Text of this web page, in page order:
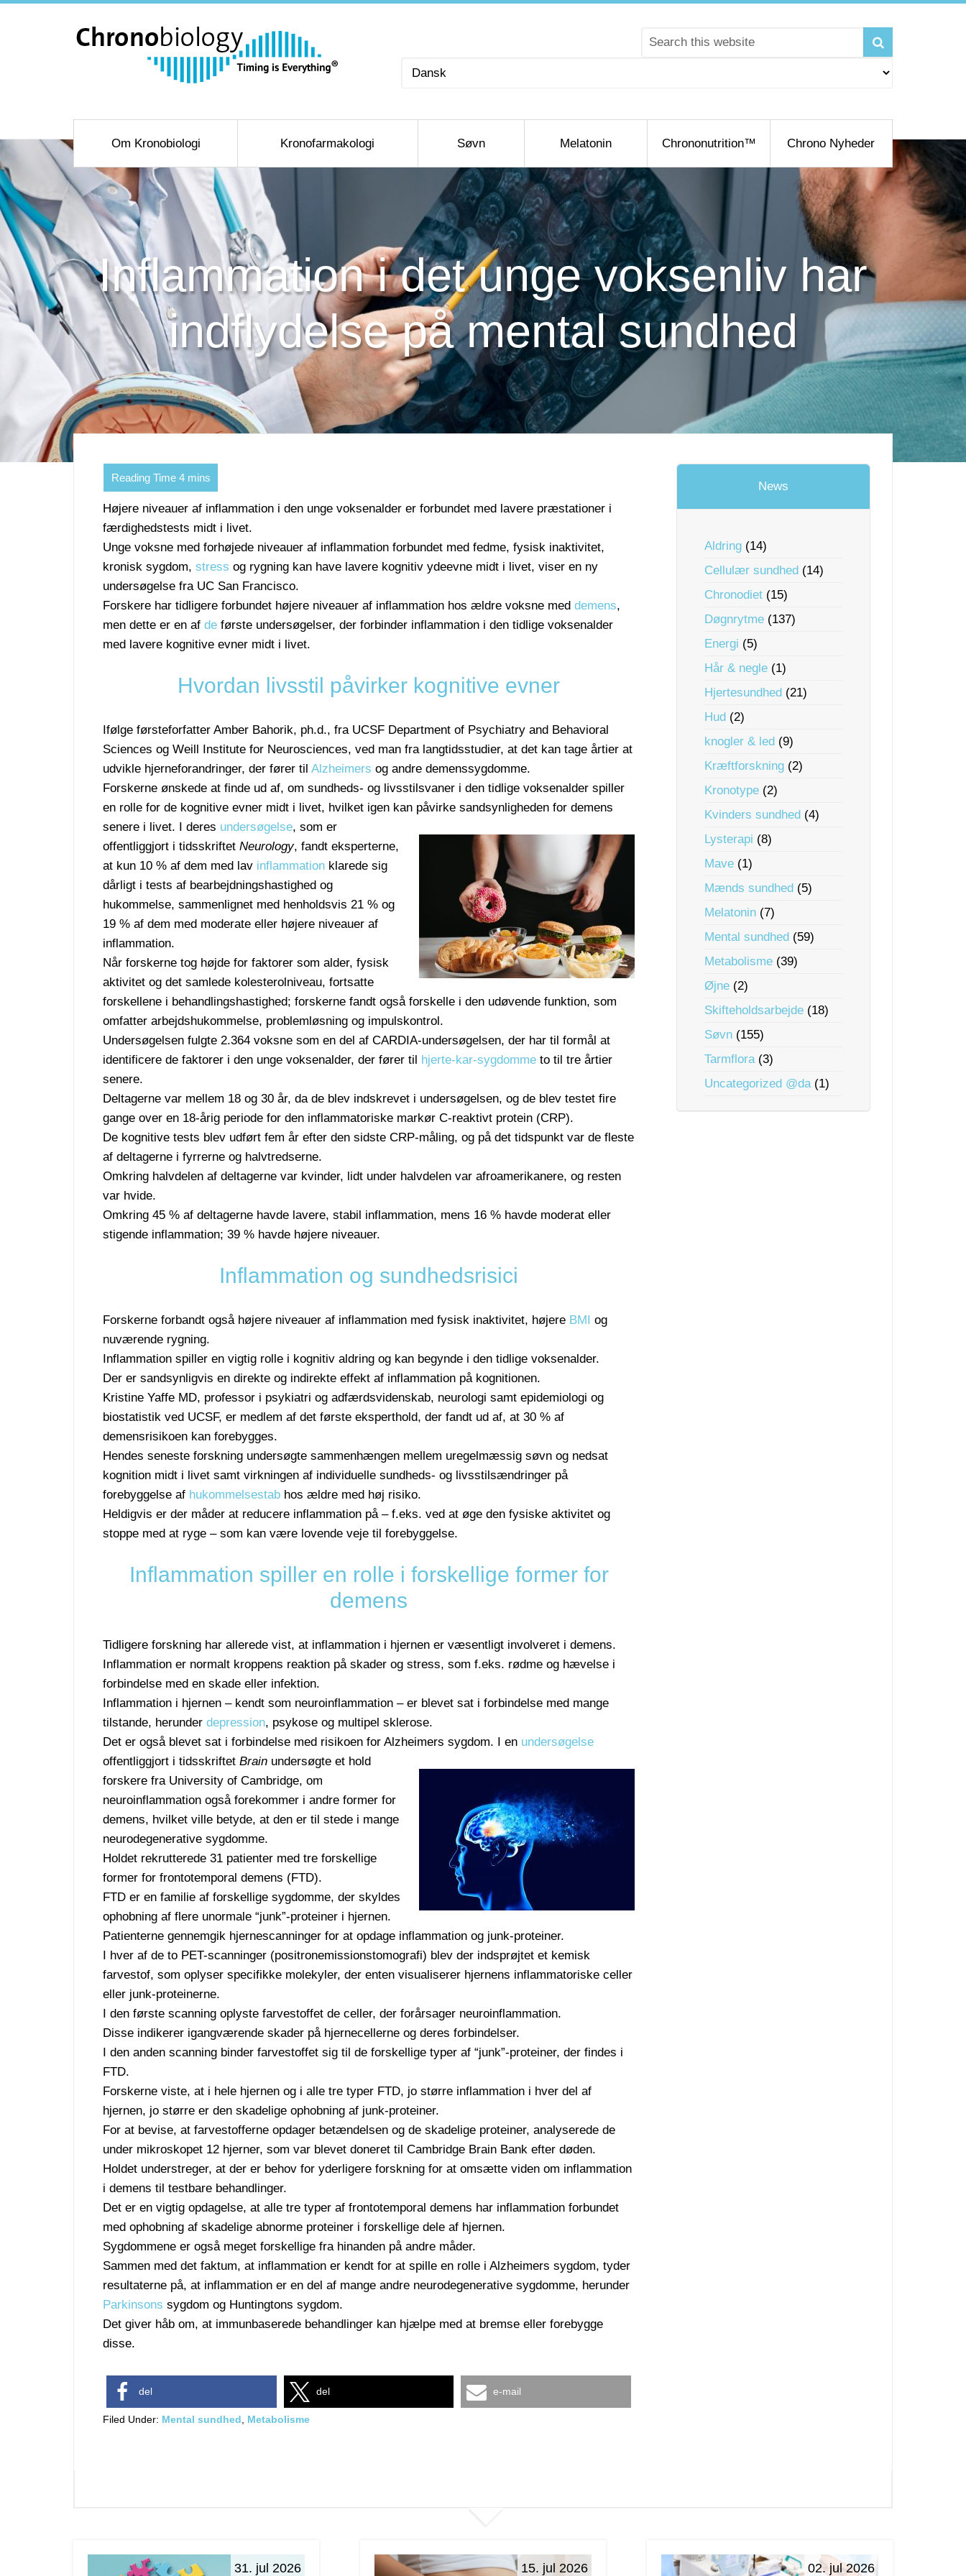
Vælg
Om Kronobiologi Kronofarmakologi Søvn Melatonin Chrononutrition™ Chrono Nyheder
Inflammation i det unge voksenliv har
indflydelse på mental sundhed
Højere niveauer af inflammation i den unge voksenalder er forbundet med lavere præstationer i
færdighedstests midt i livet.
Unge voksne med forhøjede niveauer af inflammation forbundet med fedme, fysisk inaktivitet,
kronisk sygdom, stress og rygning kan have lavere kognitiv ydeevne midt i livet, viser en ny
undersøgelse fra UC San Francisco.
Forskere har tidligere forbundet højere niveauer af inflammation hos ældre voksne med demens,
men dette er en af de første undersøgelser, der forbinder inflammation i den tidlige voksenalder
med lavere kognitive evner midt i livet.
Hvordan livsstil påvirker kognitive evner
Ifølge førsteforfatter Amber Bahorik, ph.d., fra UCSF Department of Psychiatry and Behavioral
Sciences og Weill Institute for Neurosciences, ved man fra langtidsstudier, at det kan tage årtier at
udvikle hjerneforandringer, der fører til Alzheimers og andre demenssygdomme.
Forskerne ønskede at finde ud af, om sundheds- og livsstilsvaner i den tidlige voksenalder spiller
en rolle for de kognitive evner midt i livet, hvilket igen kan påvirke sandsynligheden for demens
senere i livet. I deres undersøgelse, som er
offentliggjort i tidsskriftet Neurology, fandt eksperterne,
at kun 10 % af dem med lav inflammation klarede sig
dårligt i tests af bearbejdningshastighed og
hukommelse, sammenlignet med henholdsvis 21 % og
19 % af dem med moderate eller højere niveauer af
inflammation.
Når forskerne tog højde for faktorer som alder, fysisk
aktivitet og det samlede kolesterolniveau, fortsatte
forskellene i behandlingshastighed; forskerne fandt også forskelle i den udøvende funktion, som
omfatter arbejdshukommelse, problemløsning og impulskontrol.
Undersøgelsen fulgte 2.364 voksne som en del af CARDIA-undersøgelsen, der har til formål at
identificere de faktorer i den unge voksenalder, der fører til hjerte-kar-sygdomme to til tre årtier
senere.
Deltagerne var mellem 18 og 30 år, da de blev indskrevet i undersøgelsen, og de blev testet fire
gange over en 18-årig periode for den inflammatoriske markør C-reaktivt protein (CRP).
De kognitive tests blev udført fem år efter den sidste CRP-måling, og på det tidspunkt var de fleste
af deltagerne i fyrrerne og halvtredserne.
Omkring halvdelen af deltagerne var kvinder, lidt under halvdelen var afroamerikanere, og resten
var hvide.
Omkring 45 % af deltagerne havde lavere, stabil inflammation, mens 16 % havde moderat eller
stigende inflammation; 39 % havde højere niveauer.
Inflammation og sundhedsrisici
Forskerne forbandt også højere niveauer af inflammation med fysisk inaktivitet, højere BMI og
nuværende rygning.
Inflammation spiller en vigtig rolle i kognitiv aldring og kan begynde i den tidlige voksenalder.
Der er sandsynligvis en direkte og indirekte effekt af inflammation på kognitionen.
Kristine Yaffe MD, professor i psykiatri og adfærdsvidenskab, neurologi samt epidemiologi og
biostatistik ved UCSF, er medlem af det første eksperthold, der fandt ud af, at 30 % af
demensrisikoen kan forebygges.
Hendes seneste forskning undersøgte sammenhængen mellem uregelmæssig søvn og nedsat
kognition midt i livet samt virkningen af individuelle sundheds- og livsstilsændringer på
forebyggelse af hukommelsestab hos ældre med høj risiko.
Heldigvis er der måder at reducere inflammation på – f.eks. ved at øge den fysiske aktivitet og
stoppe med at ryge – som kan være lovende veje til forebyggelse.
Inflammation spiller en rolle i forskellige former for
demens
Tidligere forskning har allerede vist, at inflammation i hjernen er væsentligt involveret i demens.
Inflammation er normalt kroppens reaktion på skader og stress, som f.eks. rødme og hævelse i
forbindelse med en skade eller infektion.
Inflammation i hjernen – kendt som neuroinflammation – er blevet sat i forbindelse med mange
tilstande, herunder depression, psykose og multipel sklerose.
Det er også blevet sat i forbindelse med risikoen for Alzheimers sygdom. I en undersøgelse
offentliggjort i tidsskriftet Brain undersøgte et hold
forskere fra University of Cambridge, om
neuroinflammation også forekommer i andre former for
demens, hvilket ville betyde, at den er til stede i mange
neurodegenerative sygdomme.
Holdet rekrutterede 31 patienter med tre forskellige
former for frontotemporal demens (FTD).
FTD er en familie af forskellige sygdomme, der skyldes
ophobning af flere unormale “junk”-proteiner i hjernen.
Patienterne gennemgik hjernescanninger for at opdage inflammation og junk-proteiner.
I hver af de to PET-scanninger (positronemissionstomografi) blev der indsprøjtet et kemisk
farvestof, som oplyser specifikke molekyler, der enten visualiserer hjernens inflammatoriske celler
eller junk-proteinerne.
I den første scanning oplyste farvestoffet de celler, der forårsager neuroinflammation.
Disse indikerer igangværende skader på hjernecellerne og deres forbindelser.
I den anden scanning binder farvestoffet sig til de forskellige typer af “junk”-proteiner, der findes i
FTD.
Forskerne viste, at i hele hjernen og i alle tre typer FTD, jo større inflammation i hver del af
hjernen, jo større er den skadelige ophobning af junk-proteiner.
For at bevise, at farvestofferne opdager betændelsen og de skadelige proteiner, analyserede de
under mikroskopet 12 hjerner, som var blevet doneret til Cambridge Brain Bank efter døden.
Holdet understreger, at der er behov for yderligere forskning for at omsætte viden om inflammation
i demens til testbare behandlinger.
Det er en vigtig opdagelse, at alle tre typer af frontotemporal demens har inflammation forbundet
med ophobning af skadelige abnorme proteiner i forskellige dele af hjernen.
Sygdommene er også meget forskellige fra hinanden på andre måder.
Sammen med det faktum, at inflammation er kendt for at spille en rolle i Alzheimers sygdom, tyder
resultaterne på, at inflammation er en del af mange andre neurodegenerative sygdomme, herunder
Parkinsons sygdom og Huntingtons sygdom.
Det giver håb om, at immunbaserede behandlinger kan hjælpe med at bremse eller forebygge
disse.
del del e-mail
Filed Under: Mental sundhed Metabolisme
News
Aldring (14)
Cellulær sundhed (14)
Chronodiet (15)
Døgnrytme (137)
Energi (5)
Hår & negle (1)
Hjertesundhed (21)
Hud (2)
knogler & led (9)
Kræftforskning (2)
Kronotype (2)
Kvinders sundhed (4)
Lysterapi (8)
Mave (1)
Mænds sundhed (5)
Melatonin (7)
Mental sundhed (59)
Metabolisme (39)
Øjne (2)
Skifteholdsarbejde (18)
Søvn (155)
Tarmflora(3)
Uncategorized @da(1)
31. jul 2026 15. jul 2026 02. jul 2026